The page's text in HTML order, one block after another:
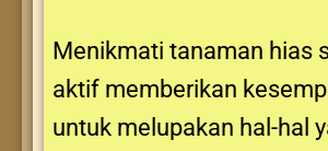
Menikmati tanaman hias
aktif memberikan
untuk melupakan hal-hal